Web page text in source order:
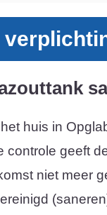
huis in
controle geeft
niet meer